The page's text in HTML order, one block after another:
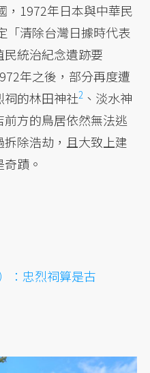
，1972年日本與中華民
「清除台灣日據時代表
統治紀念遺跡要
年之後，部分再度遭
祠的林田神社2 、淡水神
方的鳥居依然無法逃
除浩劫，且大致上建
蹟。
：忠烈祠算是古